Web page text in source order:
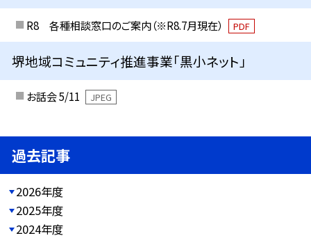
R8 各種相談窓口のご案内（※R8.7月現在） PDF
堺地域コミュニティ推進事業「黒小ネット」
お話会 5/11 JPEG
過去記事
2026年度
2025年度
2024年度